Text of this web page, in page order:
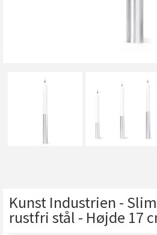
Kunst Industrien -
rustfri stål - Højde 17